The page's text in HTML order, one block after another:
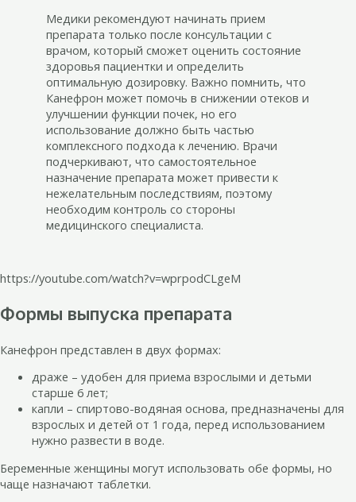
Медики рекомендуют начинать прием
препарата только после консультации с
врачом, который сможет оценить состояние
здоровья пациентки и определить
оптимальную дозировку. Важно помнить, что
Канефрон может помочь в снижении отеков и
улучшении функции почек, но его
использование должно быть частью
комплексного подхода к лечению. Врачи
подчеркивают, что самостоятельное
назначение препарата может привести к
нежелательным последствиям, поэтому
необходим контроль со стороны
медицинского специалиста.
https://youtube.com/watch?v=wprpodCLgeM
Формы выпуска препарата
Канефрон представлен в двух формах:
драже – удобен для приема взрослыми и детьми
старше 6 лет;
капли – спиртово-водяная основа, предназначены для
взрослых и детей от 1 года, перед использованием
нужно развести в воде.
Беременные женщины могут использовать обе формы, но
чаще назначают таблетки.